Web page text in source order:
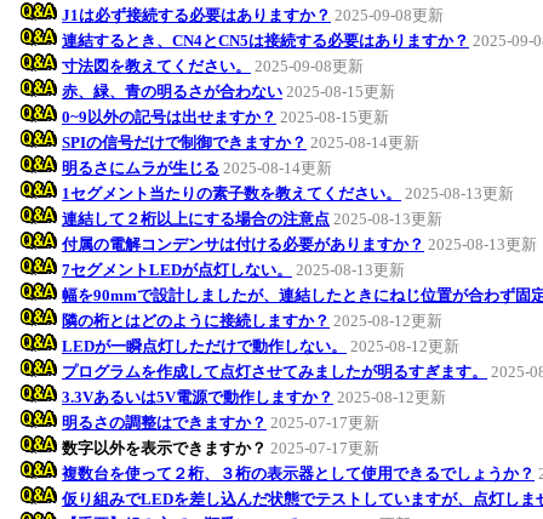
J1は必ず接続する必要はありますか？ 2025-09-08更新
連結するとき、CN4とCN5は接続する必要はありますか？ 2025-09-
寸法図を教えてください。
2025-09-08更新
赤、緑、青の明るさが合わない 2025-08-15更新
0~9以外の記号は出せますか？ 2025-08-15更新
SPIの信号だけで制御できますか？ 2025-08-14更新
明るさにムラが生じる 2025-08-14更新
1セグメント当たりの素子数を教えてください。
2025-08-13更新
連結して２桁以上にする場合の注意点 2025-08-13更新
付属の電解コンデンサは付ける必要がありますか？ 2025-08-13更新
7セグメントLEDが点灯しない。
2025-08-13更新
幅を90mmで設計しましたが、連結したときにねじ位置が合わず固
隣の桁とはどのように接続しますか？ 2025-08-12更新
LEDが一瞬点灯しただけで動作しない。
2025-08-12更新
プログラムを作成して点灯させてみましたが明るすぎます。
2025-
3.3Vあるいは5V電源で動作しますか？ 2025-08-12更新
明るさの調整はできますか？ 2025-07-17更新
数字以外を表示できますか？ 2025-07-17更新
複数台を使って２桁、３桁の表示器として使用できるでしょうか？
仮り組みでLEDを差し込んだ状態でテストしていますが、点灯しま